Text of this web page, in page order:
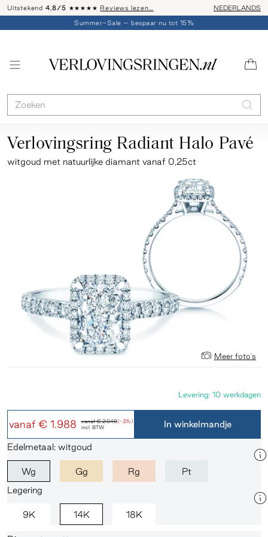
Uitstekend 4,8/5 ★★★★★ Reviews lezen… Advies: 020 -
NEDERLANDS
Summer-Sale – bespaar nu tot 15%
Verlovingsring Radiant Halo Pavé
witgoud met natuurlijke diamant vanaf 0,25ct
Meer foto's
vanaf€ 2.049(-3%)
vanaf € 1.988 incl. BTW
Levering: 10 werkdagen
In winkelmandje
Edelmetaal: witgoud
Wg Gg Rg
Pt
Legering
9K 14K 18K